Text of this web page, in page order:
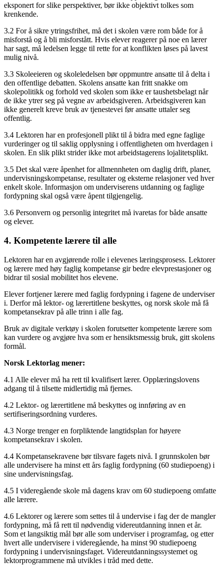
eksponert for slike perspektiver, bør ikke objektivt tolkes som
krenkende.
3.2 For å sikre ytringsfrihet, må det i skolen være rom både for å
misforstå og å bli misforstått. Hvis elever reagerer på noe en lærer
har sagt, må ledelsen legge til rette for at konflikten løses på lavest
mulig nivå.
3.3 Skoleeieren og skoleledelsen bør oppmuntre ansatte til å delta i
den offentlige debatten. Skolens ansatte kan fritt snakke om
skolepolitikk og forhold ved skolen som ikke er taushetsbelagt når
de ikke ytrer seg på vegne av arbeidsgiveren. Arbeidsgiveren kan
ikke generelt kreve bruk av tjenestevei før ansatte uttaler seg
offentlig.
3.4 Lektoren har en profesjonell plikt til å bidra med egne faglige
vurderinger og til saklig opplysning i offentligheten om hverdagen i
skolen. En slik plikt strider ikke mot arbeidstagerens lojalitetsplikt.
3.5 Det skal være åpenhet for allmennheten om daglig drift, planer,
undervisningskompetanse, resultater og eksterne relasjoner ved hver
enkelt skole. Informasjon om underviserens utdanning og faglige
fordypning skal også være åpent tilgjengelig.
3.6 Personvern og personlig integritet må ivaretas for både ansatte
og elever.
4. Kompetente lærere til alle
Lektoren har en avgjørende rolle i elevenes læringsprosess. Lektorer
og lærere med høy faglig kompetanse gir bedre elevprestasjoner og
bidrar til sosial mobilitet hos elevene.
Elever fortjener lærere med faglig fordypning i fagene de underviser
i. Derfor må lektor- og lærertitlene beskyttes, og norsk skole må få
kompetansekrav på alle trinn i alle fag.
Bruk av digitale verktøy i skolen forutsetter kompetente lærere som
kan vurdere og avgjøre hva som er hensiktsmessig bruk, gitt skolens
formål.
Norsk Lektorlag mener:
4.1 Alle elever må ha rett til kvalifisert lærer. Opplæringslovens
adgang til å tilsette midlertidig må fjernes.
4.2 Lektor- og lærertitlene må beskyttes og innføring av en
sertifiseringsordning vurderes.
4.3 Norge trenger en forpliktende langtidsplan for høyere
kompetansekrav i skolen.
4.4 Kompetansekravene bør tilsvare fagets nivå. I grunnskolen bør
alle undervisere ha minst ett års faglig fordypning (60 studiepoeng) i
sine undervisningsfag.
4.5 I videregående skole må dagens krav om 60 studiepoeng omfatte
alle lærere.
4.6 Lektorer og lærere som settes til å undervise i fag der de mangler
fordypning, må få rett til nødvendig videreutdanning innen et år.
Som et langsiktig mål bør alle som underviser i programfag, og etter
hvert alle undervisere i videregående, ha minst 90 studiepoeng
fordypning i undervisningsfaget. Videreutdanningssystemet og
lektorprogrammene må utvikles i tråd med dette.